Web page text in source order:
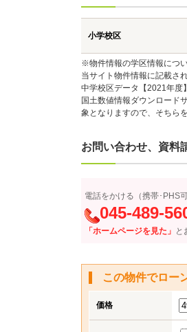
小学校区
※物件情報の学区情報につ
当サイト物件情報に記載さ
中学校区データ【2021年度
国土数値情報ダウンロード
象となりますので、そちら
お問い合わせ、資料
電話をかける（携帯･PHS可
045-489-
「ホームページを見た」 と
この物件でロー
価格